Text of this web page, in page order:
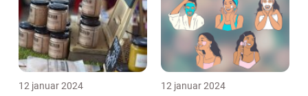
12 januar 2024 12 januar 2024